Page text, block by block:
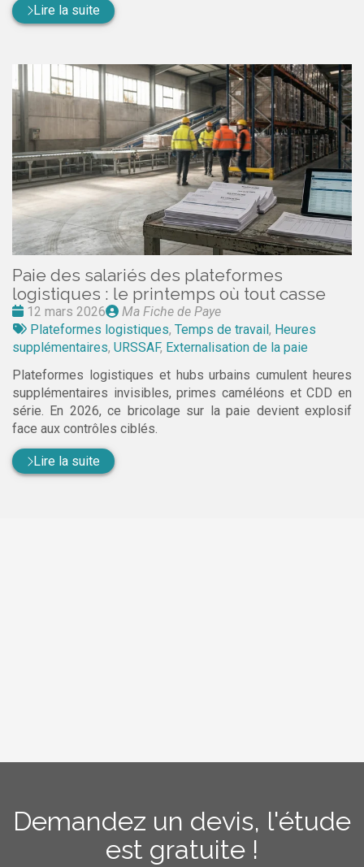
Lire la suite
Paie des salariés des plateformes
logistiques : le printemps où tout casse
Date
:
12 mars 2026
Publié
par
Ma Fiche de Paye
Tags
:
Plateformes logistiques, Temps de travail, Heures
supplémentaires, URSSAF, Externalisation de la paie
Plateformes logistiques et hubs urbains cumulent heures
supplémentaires invisibles, primes caméléons et CDD en
série. En 2026, ce bricolage sur la paie devient explosif
face aux contrôles ciblés.
Lire la suite
Demandez un devis, l'étude
est gratuite !